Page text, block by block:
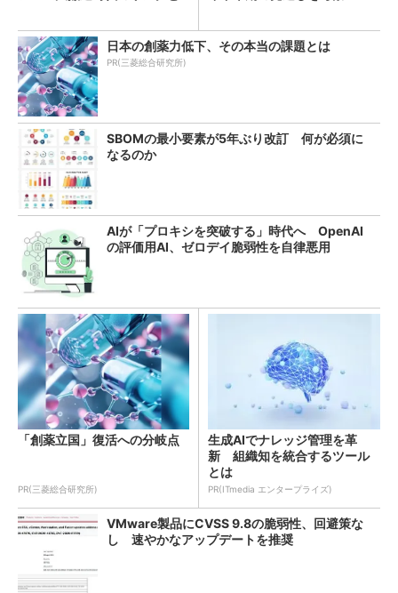
日本の創薬力低下、その本当の課題とは
PR(三菱総合研究所)
SBOMの最小要素が5年ぶり改訂 何が必須に
なるのか
AIが「プロキシを突破する」時代へ OpenAI
の評価用AI、ゼロデイ脆弱性を自律悪用
「創薬立国」復活への分岐点
PR(三菱総合研究所)
生成AIでナレッジ管理を革
新 組織知を統合するツール
とは
PR(ITmedia エンタープライズ)
VMware製品にCVSS 9.8の脆弱性、回避策な
し 速やかなアップデートを推奨